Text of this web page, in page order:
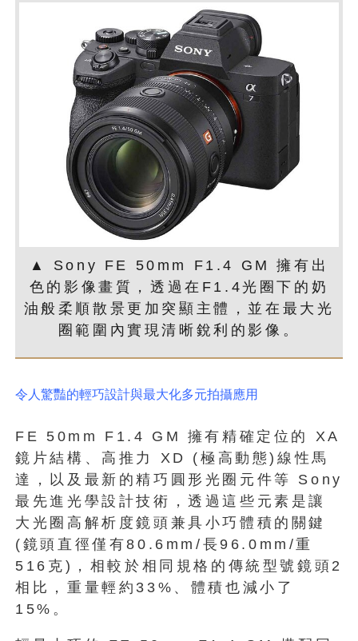
▲ Sony FE 50mm F1.4 GM 擁有出
色的影像畫質，透過在F1.4光圈下的奶
油般柔順散景更加突顯主體，並在最大光
圈範圍內實現清晰銳利的影像。
令人驚豔的輕巧設計與最大化多元拍攝應用
FE 50mm F1.4 GM 擁有精確定位的 XA
鏡片結構、高推力 XD (極高動態)線性馬
達，以及最新的精巧圓形光圈元件等 Sony
最先進光學設計技術，透過這些元素是讓
大光圈高解析度鏡頭兼具小巧體積的關鍵
(鏡頭直徑僅有80.6mm/長96.0mm/重
516克)，相較於相同規格的傳統型號鏡頭2
相比，重量輕約33%、體積也減小了
15%。